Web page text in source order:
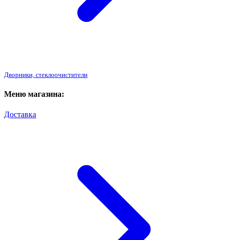
Дворники, стеклоочистители
Меню магазина:
Доставка